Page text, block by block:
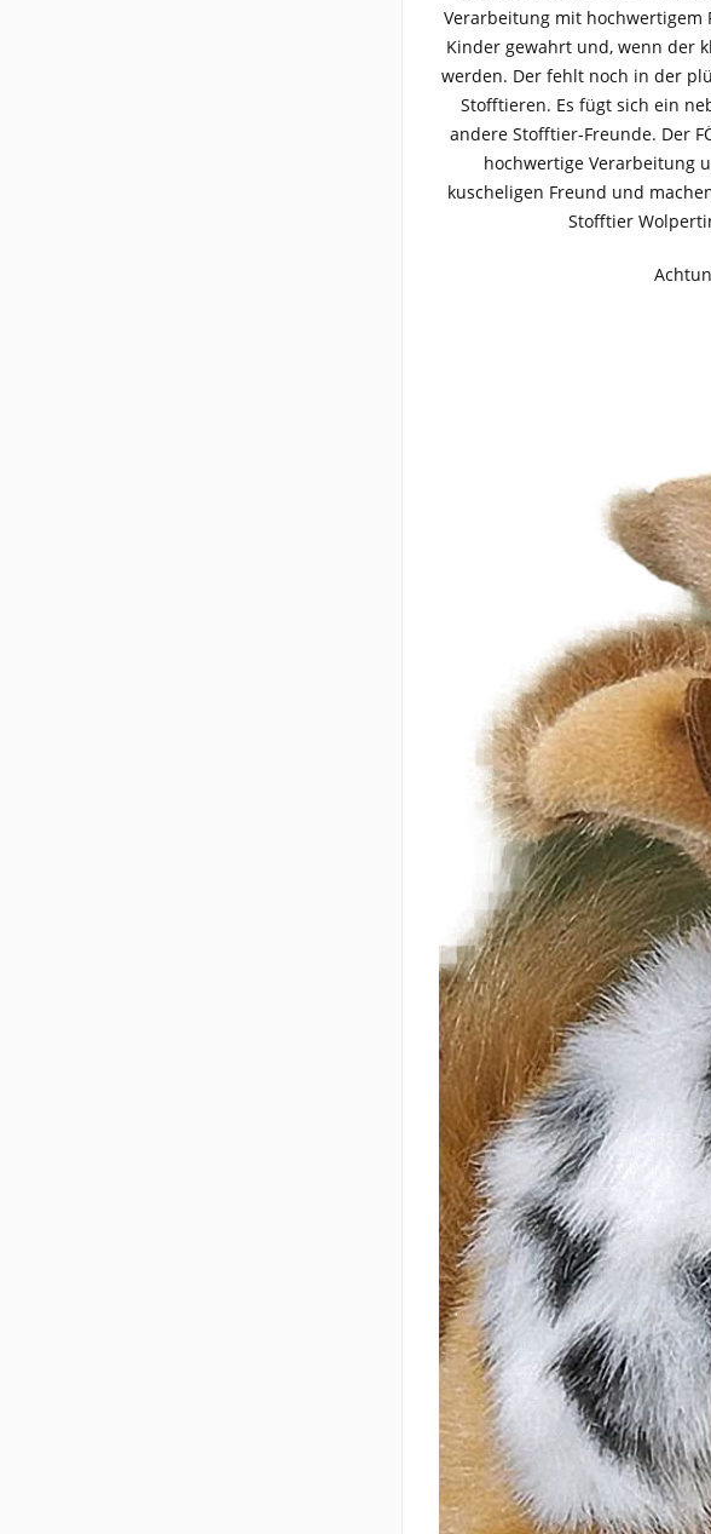
Verarbeitung mit hochwertigem
Kinder gewahrt und, wenn der
werden. Der fehlt noch in der
Stofftieren. Es fügt sich ein
andere Stofftier-Freunde. Der
hochwertige Verarbeitung
kuscheligen Freund und
Stofftier